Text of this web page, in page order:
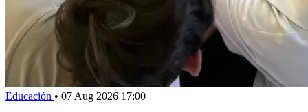
Educación • 07 Aug 2026 17:00